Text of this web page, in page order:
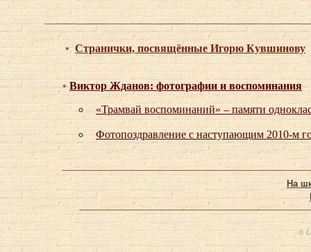
• Странички, посвящённые Игорю Кувшинову
•Виктор Жданов: фотографии и воспоминания
«Трамвай воспоминаний» – памяти
Фотопоздравление с наступающим 2010-м
На
©